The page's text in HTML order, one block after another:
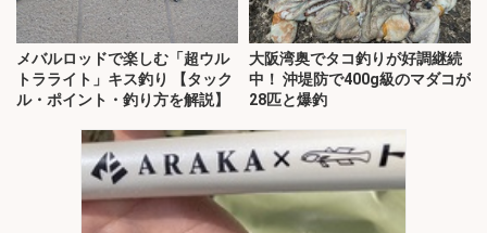
メバルロッドで楽しむ「超ウル
トラライト」キス釣り 【タック
ル・ポイント・釣り方を解説】
大阪湾奥でタコ釣りが好調継続
中！ 沖堤防で400g級のマダコが
28匹と爆釣